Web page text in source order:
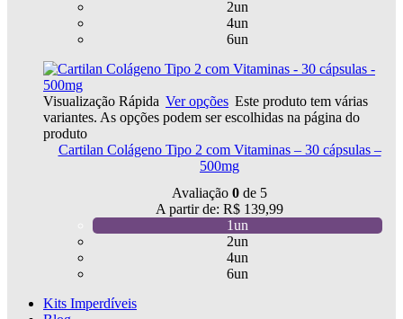
2un
4un
6un
Visualização Rápida Ver opções Este produto tem várias
variantes. As opções podem ser escolhidas na página do
produto
Cartilan Colágeno Tipo 2 com Vitaminas – 30 cápsulas –
500mg
Avaliação 0 de 5
A partir de: R$ 139,99
1un
2un
4un
6un
Kits Imperdíveis